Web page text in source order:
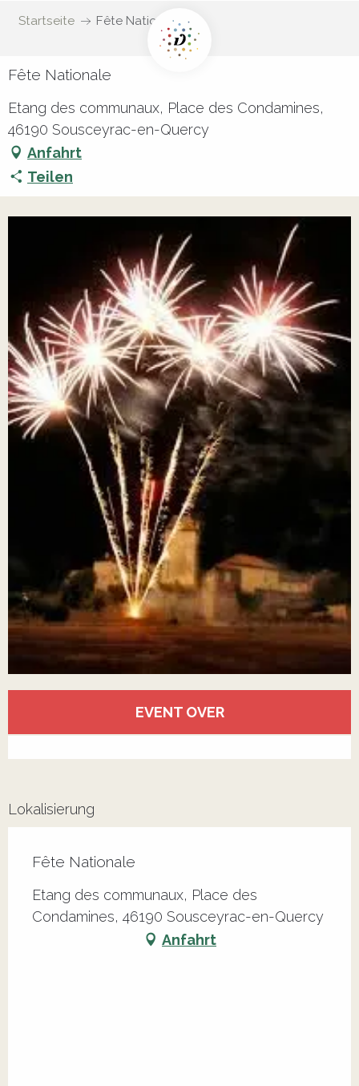
Startseite Fête Nationale
Fête Nationale
Etang des communaux, Place des Condamines,
46190 Sousceyrac-en-Quercy
Anfahrt
Teilen
EVENT OVER
Lokalisierung
Fête Nationale
Etang des communaux, Place des
Condamines, 46190 Sousceyrac-en-Quercy
Anfahrt